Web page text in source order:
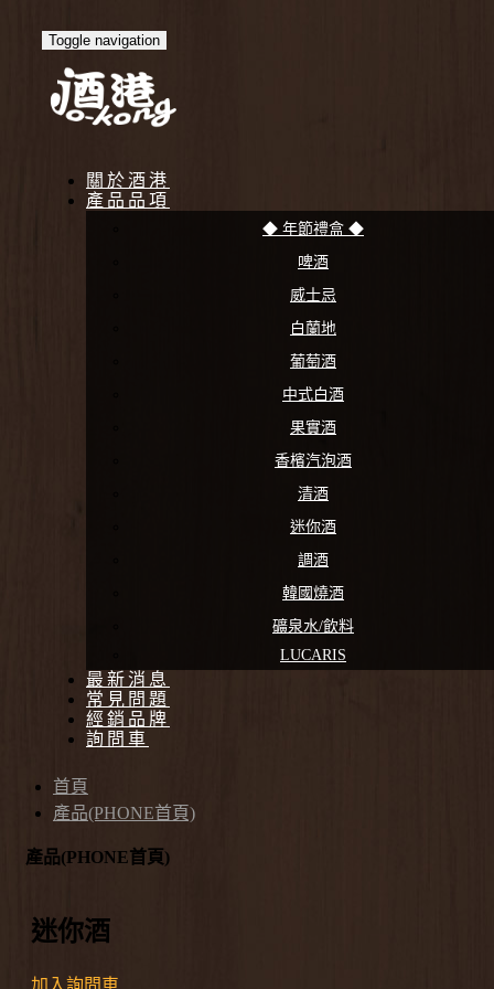
Toggle navigation
關於酒港
產品品項
◆ 年節禮盒 ◆
啤酒
威士忌
白蘭地
葡萄酒
中式白酒
果實酒
香檳汽泡酒
清酒
迷你酒
調酒
韓國燒酒
礦泉水/飲料
LUCARIS
最新消息
常見問題
經銷品牌
詢問車
首頁
產品(PHONE首頁)
產品(PHONE首頁)
迷你酒
加入詢問車